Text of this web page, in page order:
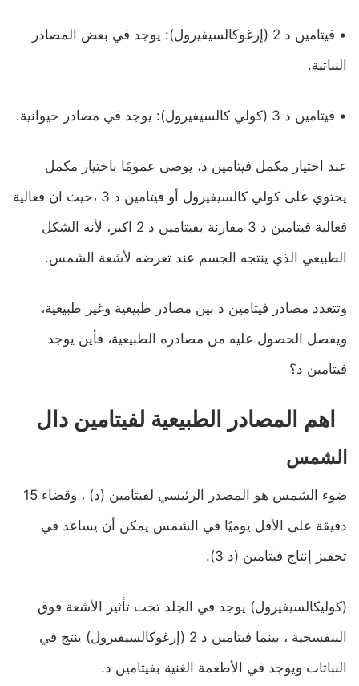
• فيتامين د 2 (إرغوكالسيفيرول): يوجد في بعض المصادر
النباتية.
• فيتامين د 3 (كولي كالسيفيرول): يوجد في مصادر حيوانية.
عند اختيار مكمل فيتامين د، يوصى عمومًا باختيار مكمل
يحتوي على كولي كالسيفيرول أو فيتامين د 3 ،حيث ان فعالية
فعالية فيتامين د 3 مقارنة بفيتامين د 2 اكبر، لأنه الشكل
الطبيعي الذي ينتجه الجسم عند تعرضه لأشعة الشمس.
وتتعدد مصادر فيتامين د بين مصادر طبيعية وغير طبيعية،
ويفضل الحصول عليه من مصادره الطبيعية، فأين يوجد
فيتامين د؟
اهم المصادر الطبيعية لفيتامين دال
الشمس
ضوء الشمس هو المصدر الرئيسي لفيتامين (د) ، وقضاء 15
دقيقة على الأقل يوميًا في الشمس يمكن أن يساعد في
تحفيز إنتاج فيتامين (د 3).
(كوليكالسيفيرول) يوجد في الجلد تحت تأثير الأشعة فوق
البنفسجية ، بينما فيتامين د 2 (إرغوكالسيفيرول) ينتج في
النباتات ويوجد في الأطعمة الغنية بفيتامين د.